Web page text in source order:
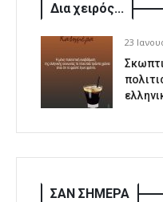
Δια χειρός...
23
ΣΑΝ ΣΗΜΕΡΑ